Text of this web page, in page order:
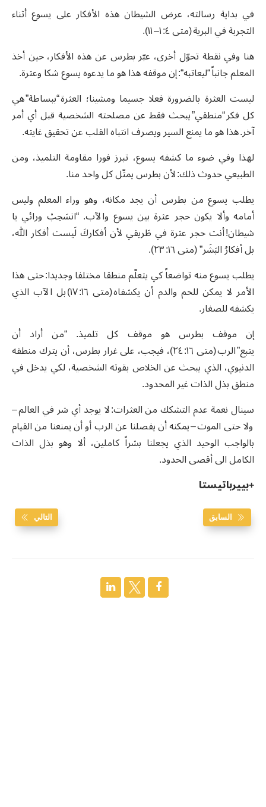
في بداية رسالته، عرض الشيطان هذه الأفكار على يسوع أثناء
التجربة في البرية (متى ٤: ١– ١١).
هنا وفي نقطة تحوّل أخرى، عبّر بطرس عن هذه الأفكار، حين أخذ
المعلم جانباً “ليعاتبه“: إن موقفه هذا هو ما يدعوه يسوع شكا وعثرة.
ليست العثرة بالضرورة فعلا جسيما ومشينا؛ العثرة “ببساطة” هي
كل فكر “منطقي” يبحث فقط عن مصلحته الشخصية قبل أي أمر
آخر. هذا هو ما يمنع السير ويصرف انتباه القلب عن تحقيق غايته.
لهذا وفي ضوء ما كشفه يسوع، تبرز فورا مقاومة التلميذ، ومن
الطبيعي حدوث ذلك: لأن بطرس يمثّل كل واحد منا.
يطلب يسوع من بطرس أن يجد مكانه، وهو وراء المعلم وليس
أمامه وألا يكون حجر عثرة بين يسوع والآب. “انسَحِبْ ورائي يا
شيطان! أنت حجر عثرة في طَريقي لأن أفكاركَ لَيست أفكار الله،
بل أفكارُ البَشَر” (متى ١٦: ٢٣).
يطلب يسوع منه تواضعاً كي يتعلّم منطقا مختلفا وجديدا: حتى هذا
الأمر لا يمكن للحم والدم أن يكشفاه (متى ١٦: ١٧) بل الآب الذي
يكشفه للصغار.
إن موقف بطرس هو موقف كل تلميذ. “من أراد أن
يتبع” الرب (متى ١٦: ٢٤)، فيجب، على غرار بطرس، أن يترك منطقه
الدنيوي، الذي يبحث عن الخلاص بقوته الشخصية، لكي يدخل في
منطق بذل الذات غير المحدود.
سينال نعمة عدم التشكك من العثرات: لا يوجد أي شر في العالم –
ولا حتى الموت – يمكنه أن يفصلنا عن الرب أو أن يمنعنا من القيام
بالواجب الوحيد الذي يجعلنا بشراً كاملين، ألا وهو بذل الذات
الكامل الى أقصى الحدود.
+بييرباتيستا
السابق التالي